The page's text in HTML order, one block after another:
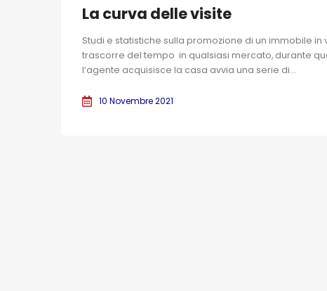
La curva delle visite
Studi e statistiche sulla promozione di un immobile
trascorre del tempo in qualsiasi mercato, durante
l’agente acquisisce la casa avvia una serie di...
10 Novembre 2021